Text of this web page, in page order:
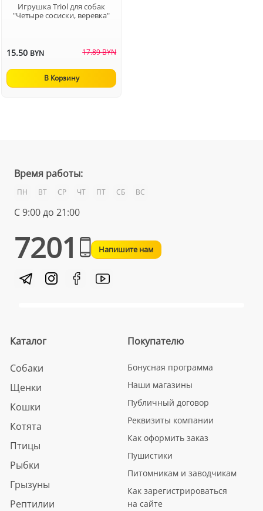
Игрушка Triol для собак
"Четыре сосиски, веревка"
15.50 BYN 17.89 BYN
В Корзину
Время работы:
ПН ВТ СР ЧТ ПТ СБ ВС
С 9:00 до 21:00
7201 Напишите нам
Каталог
Собаки
Щенки
Кошки
Котята
Птицы
Рыбки
Грызуны
Рептилии
Покупателю
Бонусная программа
Наши магазины
Публичный договор
Реквизиты компании
Как оформить заказ
Пушистики
Питомникам и заводчикам
Как зарегистрироваться
на сайте